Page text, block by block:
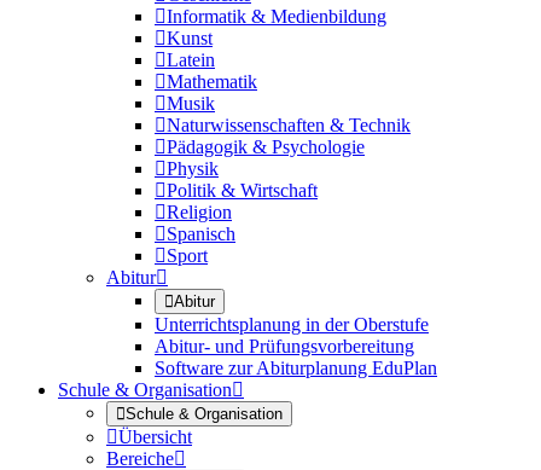
Informatik & Medienbildung
Kunst
Latein
Mathematik
Musik
Naturwissenschaften & Technik
Pädagogik & Psychologie
Physik
Politik & Wirtschaft
Religion
Spanisch
Sport
Abitur
Abitur
Unterrichtsplanung in der Oberstufe
Abitur- und Prüfungsvorbereitung
Software zur Abiturplanung EduPlan
Schule & Organisation
Schule & Organisation
Übersicht
Bereiche